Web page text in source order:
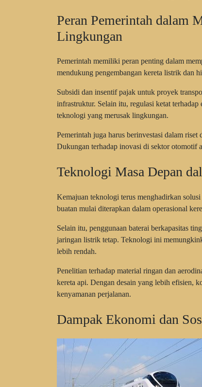
Peran Pemerintah dalam
Lingkungan
Pemerintah memiliki peran penting dalam
mendukung pengembangan kereta listrik dan
Subsidi dan insentif pajak untuk proyek
infrastruktur. Selain itu, regulasi ketat
teknologi yang merusak lingkungan.
Pemerintah juga harus berinvestasi dalam
Dukungan terhadap inovasi di sektor otomotif
Teknologi Masa Depan
Kemajuan teknologi terus menghadirkan
buatan mulai diterapkan dalam operasional
Selain itu, penggunaan baterai berkapasitas
jaringan listrik tetap. Teknologi ini
lebih rendah.
Penelitian terhadap material ringan dan
kereta api. Dengan desain yang lebih efisien,
kenyamanan perjalanan.
Dampak Ekonomi dan